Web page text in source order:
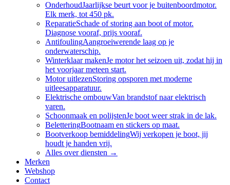
OnderhoudJaarlijkse beurt voor je buitenboordmotor.
Elk merk, tot 450 pk.
ReparatieSchade of storing aan boot of motor.
Diagnose vooraf, prijs vooraf.
AntifoulingAangroeiwerende laag op je
onderwaterschip.
Winterklaar makenJe motor het seizoen uit, zodat hij in
het voorjaar meteen start.
Motor uitlezenStoring opsporen met moderne
uitleesapparatuur.
Elektrische ombouwVan brandstof naar elektrisch
varen.
Schoonmaak en polijstenJe boot weer strak in de lak.
BeletteringBootnaam en stickers op maat.
Bootverkoop bemiddelingWij verkopen je boot, jij
houdt je handen vrij.
Alles overdiensten →
Merken
Webshop
Contact